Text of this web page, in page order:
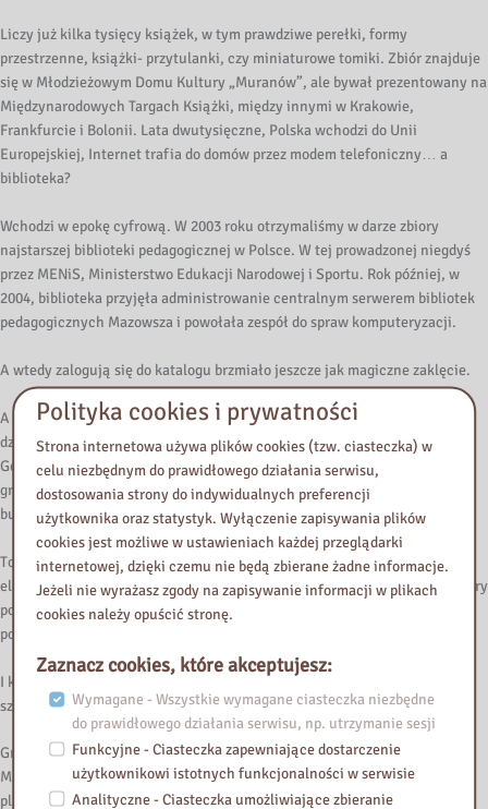
Liczy już kilka tysięcy książek, w tym prawdziwe perełki, formy
przestrzenne, książki- przytulanki, czy miniaturowe tomiki. Zbiór znajduje
się w Młodzieżowym Domu Kultury „Muranów”, ale bywał prezentowany na
Międzynarodowych Targach Książki, między innymi w Krakowie,
Frankfurcie i Bolonii. Lata dwutysięczne, Polska wchodzi do Unii
Europejskiej, Internet trafia do domów przez modem telefoniczny… a
biblioteka?
Wchodzi w epokę cyfrową. W 2003 roku otrzymaliśmy w darze zbiory
najstarszej biblioteki pedagogicznej w Polsce. W tej prowadzonej niegdyś
przez MENiS, Ministerstwo Edukacji Narodowej i Sportu. Rok później, w
2004, biblioteka przyjęła administrowanie centralnym serwerem bibliotek
pedagogicznych Mazowsza i powołała zespół do spraw komputeryzacji.
A wtedy zalogują się do katalogu brzmiało jeszcze jak magiczne zaklęcie.
A jak wyglądała dalsza organizacja sieci i siedzib? W połowie dekady
działaliśmy równolegle w dwóch miejscach przy ulicy Smyczkowej i
Gocławskiej oraz w dziewięciu filiach na Mazowszu. W 2007 ruszyła
gruntowna modernizacja budynku przy Gocławskiej, a już w 2009 roku
budynek ten został ogłoszony nową główną siedzibą.
To był moment przełomowy. Zaczęliśmy intensywną pracę nad
elektronicznym opracowaniem zbiorów. Powstał nowoczesny katalog, który
pozwalał użytkownikom na zdalne przeszukiwanie zasobów. To był
początek transformacji cyfrowej.
I kolejne zmiany? Od 2015 roku struktura biblioteki krystalizuje się. Mamy
sześć fili:
Grodzisk Mazowiecki, Sochaczew, Żyrardów, Błonie, Nowy Dwór
Mazowiecki i oczywiście Gocławską jako główną siedzibę. Każda z tych
placówek ma swoją specyfikę. W 2018 roku przystąpiliśmy do programu
Polityka cookies i prywatności
Strona internetowa używa plików cookies (tzw. ciasteczka) w
celu niezbędnym do prawidłowego działania serwisu,
dostosowania strony do indywidualnych preferencji
użytkownika oraz statystyk. Wyłączenie zapisywania plików
cookies jest możliwe w ustawieniach każdej przeglądarki
internetowej, dzięki czemu nie będą zbierane żadne informacje.
Jeżeli nie wyrażasz zgody na zapisywanie informacji w plikach
cookies należy opuścić stronę.
Zaznacz cookies, które akceptujesz:
Wymagane - Wszystkie wymagane ciasteczka niezbędne
do prawidłowego działania serwisu, np. utrzymanie sesji
Funkcyjne - Ciasteczka zapewniające dostarczenie
użytkownikowi istotnych funkcjonalności w serwisie
Analityczne - Ciasteczka umożliwiające zbieranie